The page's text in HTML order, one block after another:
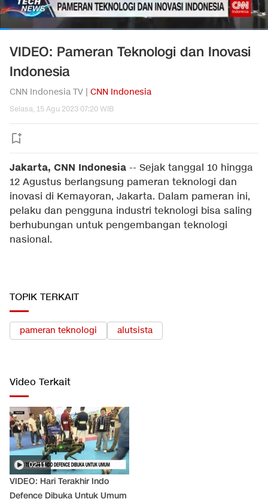
VIDEO: Pameran Teknologi dan Inovasi
Indonesia
CNN Indonesia TV | CNN Indonesia
Selasa, 15 Agu 2023 07:20 WIB
Jakarta, CNN Indonesia -- Sejak tanggal 10 hingga
12 Agustus berlangsung pameran teknologi dan
inovasi di Kemayoran, Jakarta. Dalam pameran ini,
pelaku dan pengguna industri teknologi bisa saling
berhubungan untuk pengembangan teknologi
nasional.
TOPIK TERKAIT
pameran teknologi alutsista
Video Terkait
02:11
VIDEO: Hari Terakhir Indo
Defence Dibuka Untuk Umum